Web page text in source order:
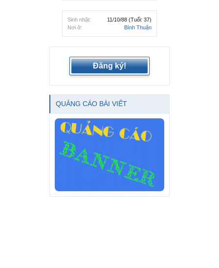
Sinh nhật: 11/10/88 (Tuổi: 37)
Nơi ở:
Bình Thuận
Đăng ký!
QUẢNG CÁO BÀI VIẾT